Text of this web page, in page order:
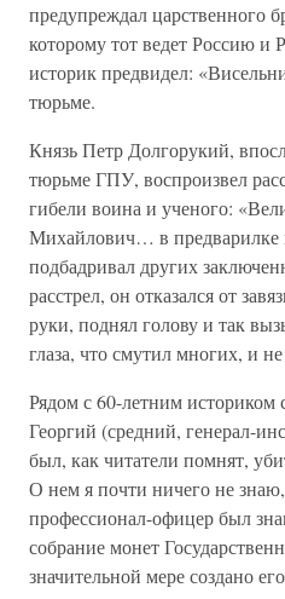
предупреждал царственного
которому тот ведет Россию
историк предвидел:
тюрьме.
Князь Петр Долгорукий,
тюрьме ГПУ, воспроизвел
гибели воина и ученого:
Михайлович… в предварилке
подбадривал других
расстрел, он отказался от
руки, поднял голову и так
глаза, что смутил многих, и
Рядом с 60-летним историком
Георгий (средний, генерал-
был, как читатели помнят,
О нем я почти ничего не
профессионал-офицер был
собрание монет
значительной мере создано